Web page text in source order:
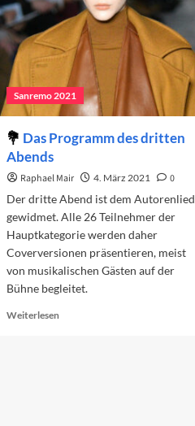
Sanremo 2021
Das Programm des dritten
Abends
Raphael Mair 4. März 2021
0
Der dritte Abend ist dem Autorenlied
gewidmet. Alle 26 Teilnehmer der
Hauptkategorie werden daher
Coverversionen präsentieren, meist
von musikalischen Gästen auf der
Bühne begleitet.
Weiterlesen